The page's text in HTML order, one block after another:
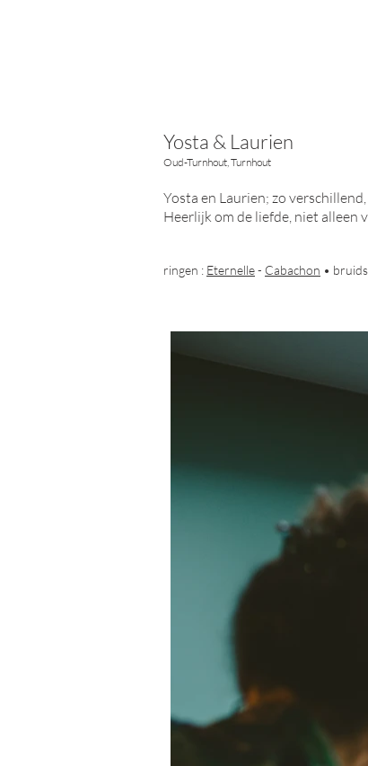
Yosta & Laurien
Oud-Turnhout, Turnhout
Yosta en Laurien; zo
Heerlijk om de liefde, niet alleen
ringen : Eternelle- Cabachon •